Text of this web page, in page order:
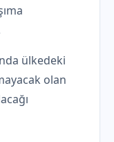
ülkedeki
olan